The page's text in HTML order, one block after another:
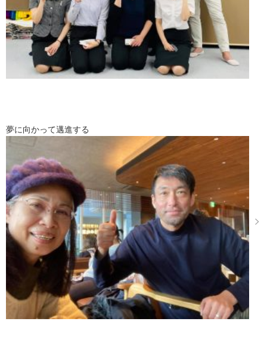
夢に向かって邁進する